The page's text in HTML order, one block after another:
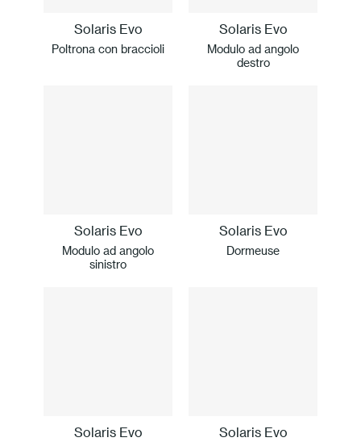
Solaris Evo
Poltrona con braccioli
Solaris Evo
Modulo ad angolo
destro
Solaris Evo
Modulo ad angolo
sinistro
Solaris Evo
Dormeuse
Solaris Evo Solaris Evo